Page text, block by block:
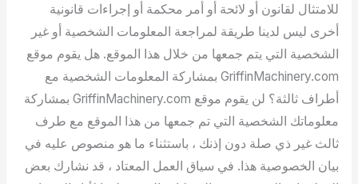
للامتثال لقانون أو لائحة أو أمر محكمة أو إجراءات قانونية
أخرى ليس لدينا طريقة لمراجعة المعلومات الشخصية أو غير
الشخصية التي يتم جمعها من خلال هذا الموقع. هل يقوم موقع
GriffinMachinery.com بمشاركة المعلومات الشخصية مع
أطراف ثالثة؟ لن يقوم موقع GriffinMachinery.com بمشاركة
معلوماتك الشخصية التي تم جمعها من هذا الموقع مع طرف
ثالث غير ذي صلة دون إذنك ، باستثناء ما هو منصوص عليه في
بيان الخصوصية هذا. في سياق العمل المعتاد ، قد نشارك بعض